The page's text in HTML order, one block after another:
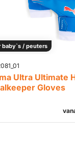
baby`s / peuters
Ultra Ultimate
Gloves